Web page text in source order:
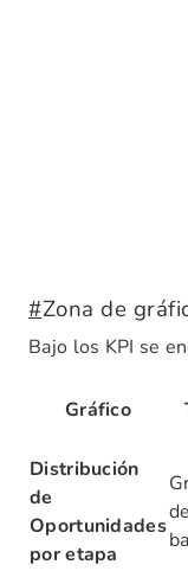
#Zona de
Bajo los KPI se
Gráfico
Distribución
de
Oportunidades
por etapa
de